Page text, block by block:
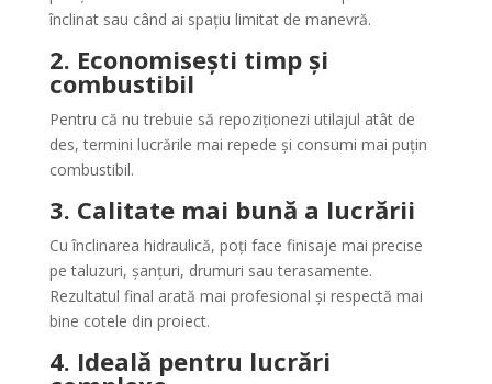
înclinat sau când ai spațiu limitat de manevră.
2. Economisești timp și
combustibil
Pentru că nu trebuie să repoziționezi utilajul atât de
des, termini lucrările mai repede și consumi mai puțin
combustibil.
3. Calitate mai bună a lucrării
Cu înclinarea hidraulică, poți face finisaje mai precise
pe taluzuri, șanțuri, drumuri sau terasamente.
Rezultatul final arată mai profesional și respectă mai
bine cotele din proiect.
4. Ideală pentru lucrări